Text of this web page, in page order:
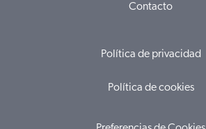
Contacto
Política de privacidad
Política de cookies